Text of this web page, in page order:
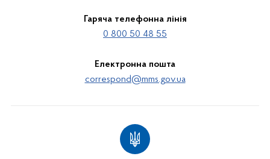
Гаряча телефонна лінія
0 800 50 48 55
Електронна пошта
correspond@mms.gov.ua